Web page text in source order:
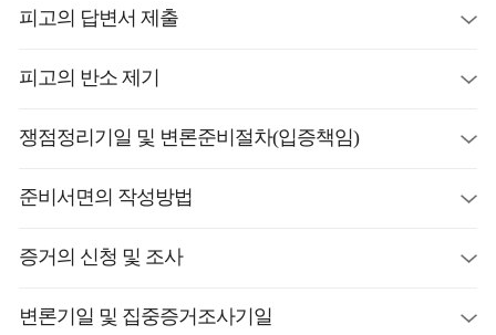
피고의 답변서 제출
피고의 반소 제기
쟁점정리기일 및 변론준비절차(입증책임)
준비서면의 작성방법
증거의 신청 및 조사
변론기일 및 집중증거조사기일